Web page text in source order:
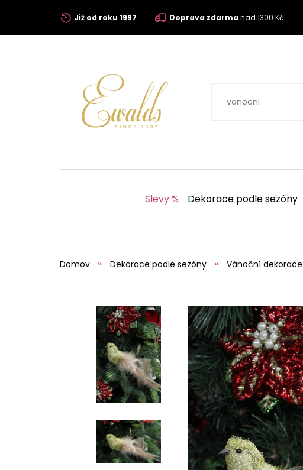
Již od roku 1997 Doprava zdarmanad 1300 Kč
Slevy % Dekorace podle sezóny
Domov Dekorace podle sezóny Vánoční dekorace